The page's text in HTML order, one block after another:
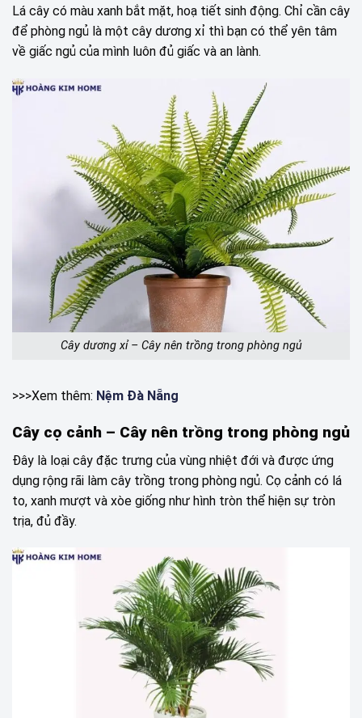
Lá cây có màu xanh bắt mặt, hoạ tiết sinh động. Chỉ cần cây
để phòng ngủ là một cây dương xỉ thì bạn có thể yên tâm
về giấc ngủ của mình luôn đủ giấc và an lành.
Cây dương xỉ – Cây nên trồng trong phòng ngủ
>>>Xem thêm: Nệm Đà Nẵng
Cây cọ cảnh – Cây nên trồng trong phòng ngủ
Đây là loại cây đặc trưng của vùng nhiệt đới và được ứng
dụng rộng rãi làm cây trồng trong phòng ngủ. Cọ cảnh có lá
to, xanh mượt và xòe giống như hình tròn thể hiện sự tròn
trịa, đủ đầy.